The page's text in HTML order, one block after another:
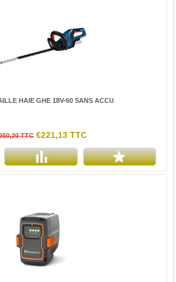
HAIE GHE 18V-60 SANS ACCU
TTC €221,13 TTC